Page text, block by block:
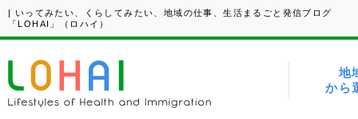
| いってみたい、くらしてみたい、地域の仕事、生活まるごと発信ブログ
「LOHAI」（ロハイ）
地
から